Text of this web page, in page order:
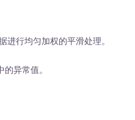
行均匀加权的平滑处理。
异常值。